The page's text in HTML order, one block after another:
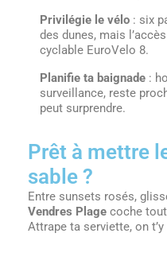
Privilégie le vélo : six
des dunes, mais
cyclable EuroVelo 8.
Planifie ta baignade :
surveillance, reste
peut surprendre.
Prêt à mettre
sable ?
Entre sunsets rosés,
Vendres Plage coche
Attrape ta serviette, on